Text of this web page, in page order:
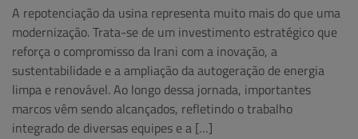
A repotenciação da usina representa muito mais do que uma
modernização. Trata-se de um investimento estratégico que
reforça o compromisso da Irani com a inovação, a
sustentabilidade e a ampliação da autogeração de energia
limpa e renovável. Ao longo dessa jornada, importantes
marcos vêm sendo alcançados, refletindo o trabalho
integrado de diversas equipes e a […]